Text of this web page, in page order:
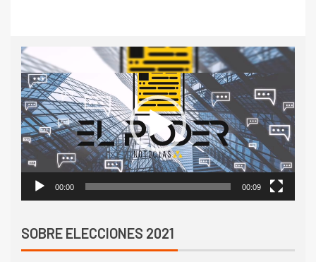
Reproductor
de
vídeo
00:00 00:09
SOBRE ELECCIONES 2021